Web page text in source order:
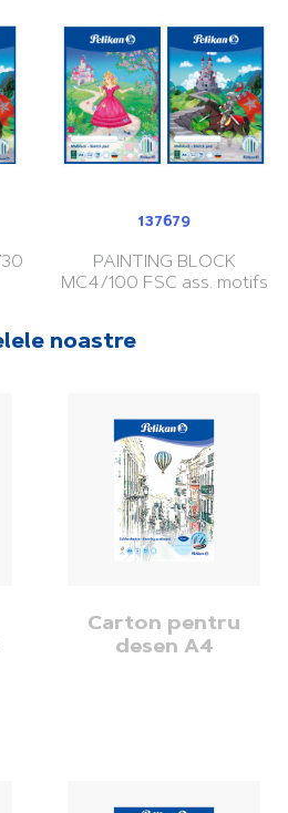
30
137679
PAINTING BLOCK
MC4/100 FSC ass. motifs
noastre
Carton pentru
desen A4